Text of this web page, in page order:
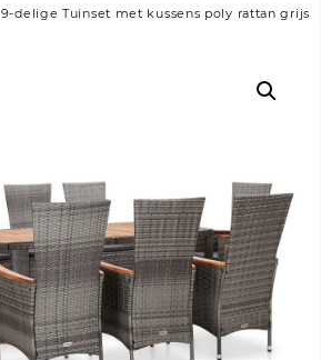
9-delige Tuinset met kussens poly rattan grijs